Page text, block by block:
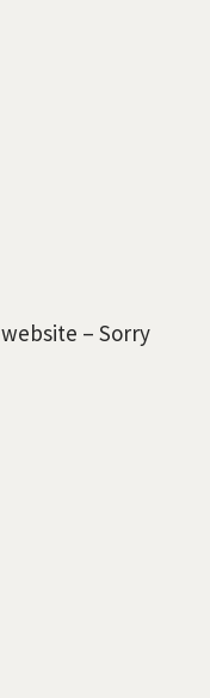
– Sorry